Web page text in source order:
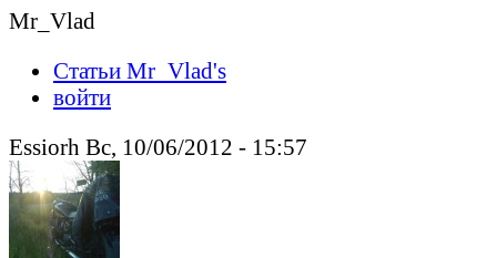
Mr_Vlad
Статьи Mr_Vlad's
войти
Essiorh Вс, 10/06/2012 - 15:57